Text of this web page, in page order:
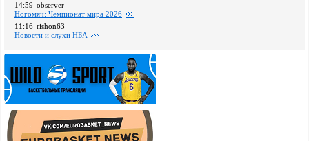
14:59 observer
Ногомяч: Чемпионат мира 2026
11:16 rishon63
Новости и слухи НБА